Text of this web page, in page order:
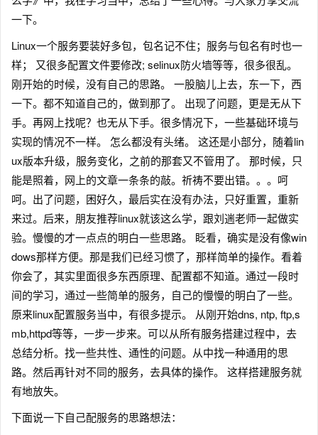
一下。
Linux一个服务要装好多包，包名记不住；服务与包名有时也一
样； 又很多配置文件要修改; selinux防火墙等等，很多很乱。
刚开始的时候，没有自己的思路。 一股脑儿上去，东一下，西
一下。都不知道自己的，做到那了。 出现了问题，更是无从下
手。再网上找呢？也无从下手。很多情况下，一些基础环境与
实现的情况不一样。 怎么都没有头绪。 这还是小部分，随着lin
ux版本升级，服务变化，之前的那套又不管用了。 那时候，只
能是照着，网上的文章一条条的敲。祈祷不要出错。。。呵
呵。出了问题，困好久，最后实在没有办法，只好重置，重新
来过。后来，朋友推荐linux就该这么学，跟刘遄老师一起做实
验。慢慢的才一点点的明白一些思路。 眨看，确实是没有像win
dows那样方便。那是我们已经习惯了，那样简单的操作。看着
你会了，其实里面很多东西原理、配置都不知道。通过一段时
间的学习，通过一些简单的服务，自己的慢慢的明白了一些。
原来linux配置服务当中，有很多提示。 从刚开始dns, ntp, ftp,s
mb,httpd等等，一步一步来。可以从所有服务搭建过程中，去
总结分析。找一些共性、通性的问题。从中找一种通用的思
路。然后再针对不同的服务，去具体的操作。 这样搭建服务就
有地放失。
下面说一下自己配服务的思路想法：